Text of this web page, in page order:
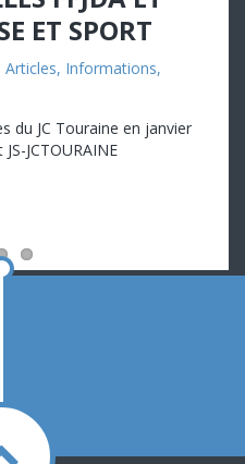
ET SPORT
Articles, Informations,
du JC Touraine en janvier
JCTOURAINE